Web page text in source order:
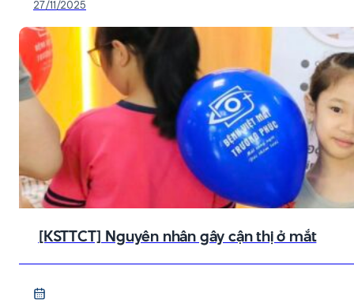
27/11/2025
[KSTTCT] Nguyên nhân gây cận thị ở mắt